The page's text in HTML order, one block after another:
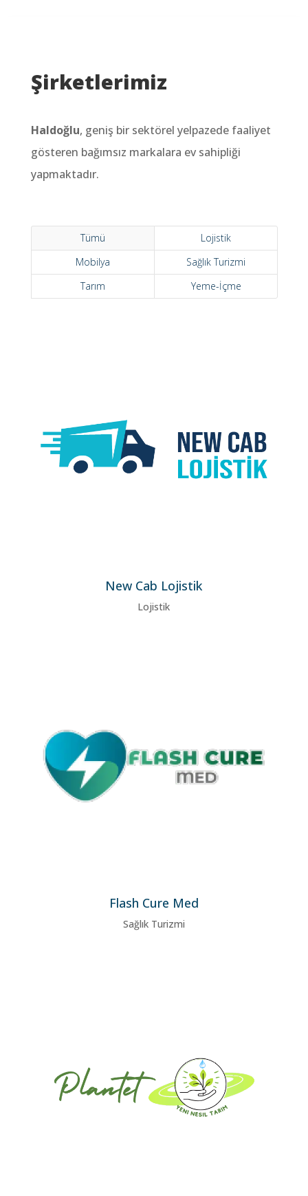
Şirketlerimiz
Haldoğlu, geniş bir sektörel yelpazede faaliyet
gösteren bağımsız markalara ev sahipliği
yapmaktadır.
Tümü
Lojistik
Mobilya
Sağlık Turizmi
Tarım
Yeme-İçme
New Cab Lojistik
Lojistik
Flash Cure Med
Sağlık Turizmi